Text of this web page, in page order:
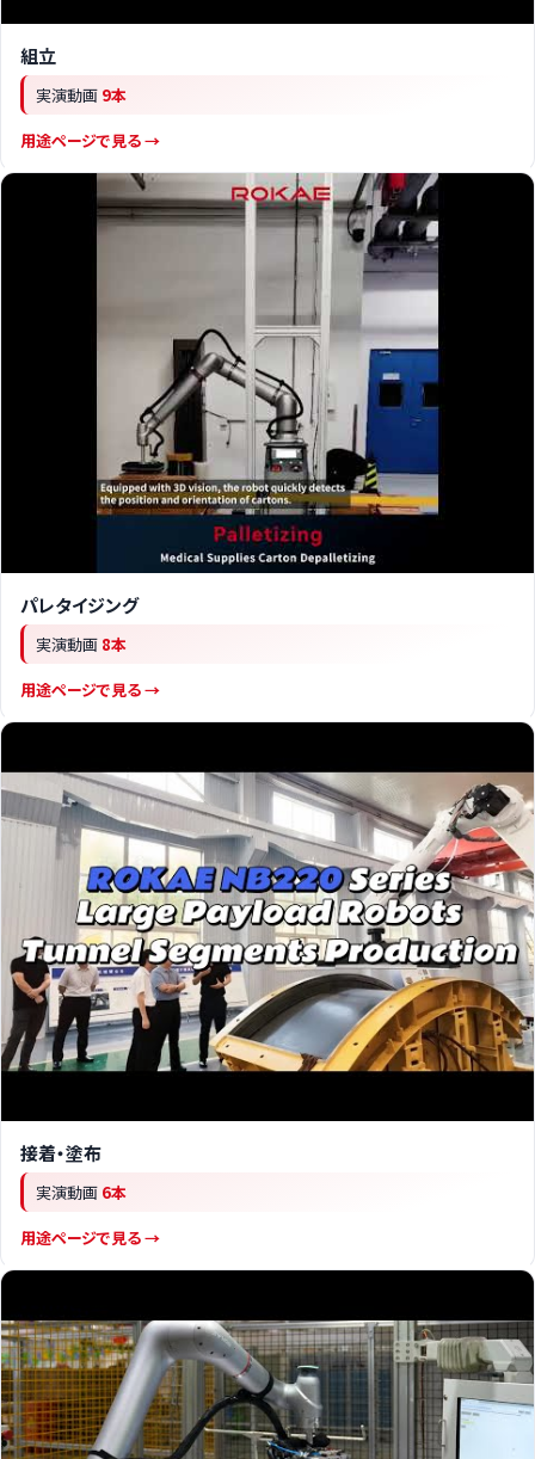
組立
実演動画 9本
用途ページで見る →
パレタイジング
実演動画 8本
用途ページで見る →
接着・塗布
実演動画 6本
用途ページで見る →